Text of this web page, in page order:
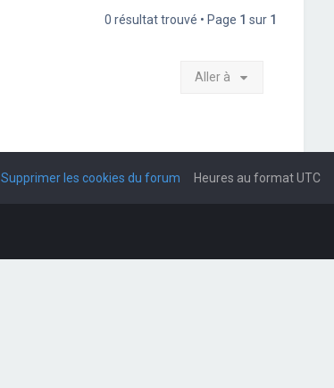
0 résultat trouvé • Page 1 sur 1
Aller à
Heures au formatUTC
Supprimer les cookies du forum